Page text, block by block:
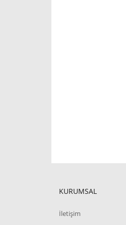
KURUMSAL
İletişim